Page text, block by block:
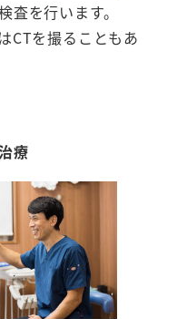
査を行います。
CTを撮ることもあ
療